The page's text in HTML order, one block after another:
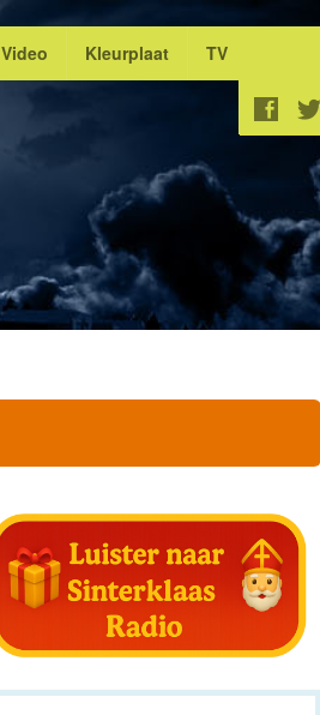
Video Kleurplaat TV